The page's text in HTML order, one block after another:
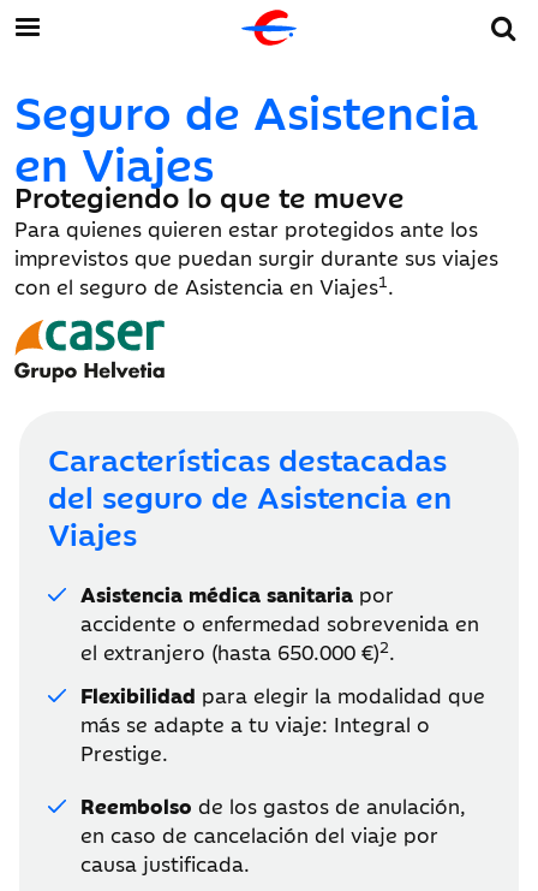
Seguro de Asistencia
en Viajes
Protegiendo lo que te mueve
Para quienes quieren estar protegidos ante los
imprevistos que puedan surgir durante sus viajes
con el seguro de Asistencia en Viajes1.
Características destacadas
del seguro de Asistencia en
Viajes
Asistencia médica sanitaria por
accidente o enfermedad sobrevenida en
el extranjero (hasta 650.000 €)2.
Flexibilidad para elegir la modalidad que
más se adapte a tu viaje: Integral o
Prestige.
Reembolso de los gastos de anulación,
en caso de cancelación del viaje por
causa justificada.